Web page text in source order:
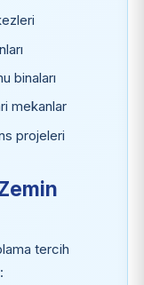
binaları
mekanlar
projeleri
tercih